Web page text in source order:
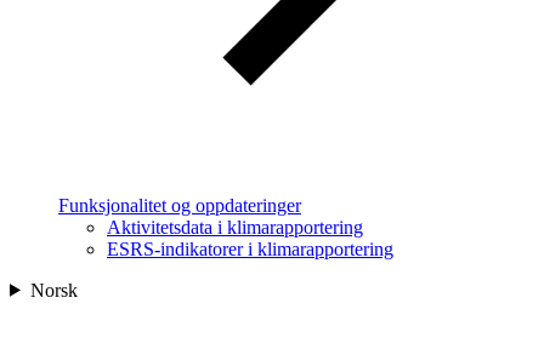
Funksjonalitet og oppdateringer
Aktivitetsdata i klimarapportering
ESRS-indikatorer i klimarapportering
Norsk